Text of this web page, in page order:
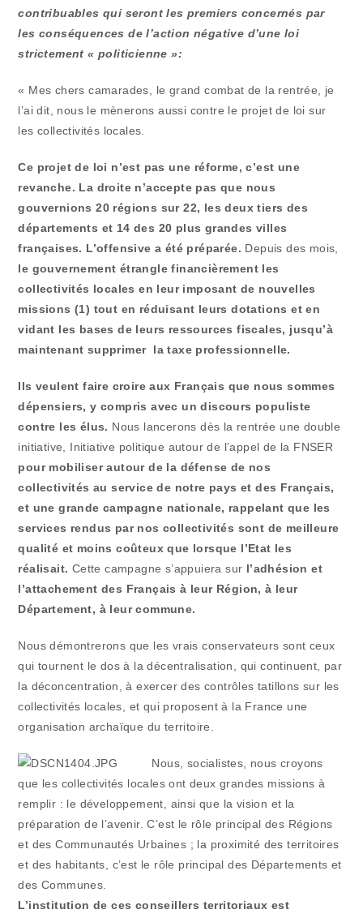
contribuables qui seront les premiers concernés par
les conséquences de l’action négative d’une loi
strictement « politicienne »:
« Mes chers camarades, le grand combat de la rentrée, je
l’ai dit, nous le mènerons aussi contre le projet de loi sur
les collectivités locales.
Ce projet de loi n’est pas une réforme, c’est une
revanche. La droite n’accepte pas que nous
gouvernions 20 régions sur 22, les deux tiers des
départements et 14 des 20 plus grandes villes
françaises. L’offensive a été préparée. Depuis des mois,
le gouvernement étrangle financièrement les
collectivités locales en leur imposant de nouvelles
missions (1) tout en réduisant leurs dotations et en
vidant les bases de leurs ressources fiscales, jusqu’à
maintenant supprimer la taxe professionnelle.
Ils veulent faire croire aux Français que nous sommes
dépensiers, y compris avec un discours populiste
contre les élus. Nous lancerons dès la rentrée une double
initiative, Initiative politique autour de l’appel de la FNSER
pour mobiliser autour de la défense de nos
collectivités au service de notre pays et des Français,
et une grande campagne nationale, rappelant que les
services rendus par nos collectivités sont de meilleure
qualité et moins coûteux que lorsque l’Etat les
réalisait. Cette campagne s’appuiera sur l’adhésion et
l’attachement des Français à leur Région, à leur
Département, à leur commune.
Nous démontrerons que les vrais conservateurs sont ceux
qui tournent le dos à la décentralisation, qui continuent, par
la déconcentration, à exercer des contrôles tatillons sur les
collectivités locales, et qui proposent à la France une
organisation archaïque du territoire.
Nous, socialistes, nous croyons
que les collectivités locales ont deux grandes missions à
remplir : le développement, ainsi que la vision et la
préparation de l’avenir. C’est le rôle principal des Régions
et des Communautés Urbaines ; la proximité des territoires
et des habitants, c’est le rôle principal des Départements et
des Communes.
L’institution de ces conseillers territoriaux est